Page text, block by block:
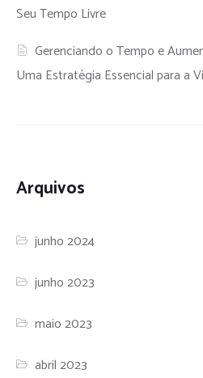
Seu Tempo Livre
Gerenciando o Tempo e
Uma Estratégia Essencial para a
Arquivos
junho 2024
junho 2023
maio 2023
abril 2023